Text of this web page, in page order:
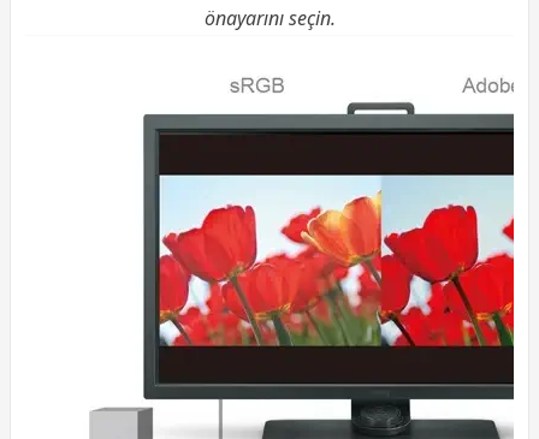
önayarını seçin.